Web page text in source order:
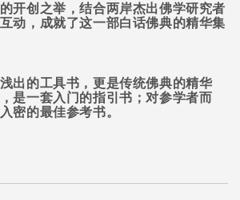
开创之举，结合两岸杰出佛学研究者
动，成就了这一部白话佛典的精华集
出的工具书，更是传统佛典的精华
是一套入门的指引书；对参学者而
密的最佳参考书。